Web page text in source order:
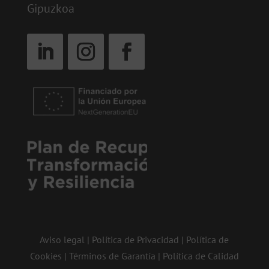
Gipuzkoa
Aviso legal | Política de Privacidad | Política de
Cookies | Términos de Garantía | Política de Calidad